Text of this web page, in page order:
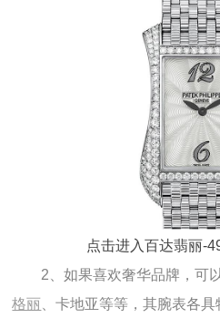
点击进入百达翡丽-
2、如果喜欢奢华品牌，可以
格丽 、卡地亚等等，其腕表各